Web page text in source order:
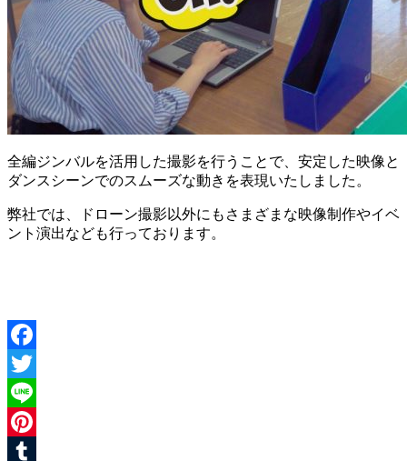
全編ジンバルを活用した撮影を行うことで、安定した映像と
ダンスシーンでのスムーズな動きを表現いたしました。
弊社では、ドローン撮影以外にもさまざまな映像制作やイベ
ント演出なども行っております。
Facebook
Twitter
Line
Pinterest